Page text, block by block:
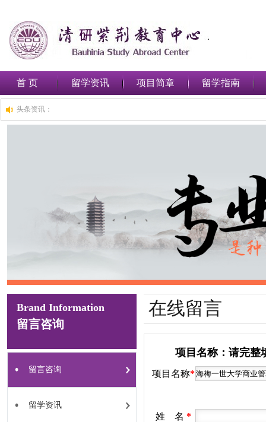
首 页 留学资讯 项目简章 留学指南
头条资讯：
Brand Information
留言咨询
留言咨询
留学资讯
在线留言
项目名称：请完整
项目名称*
姓 名 *